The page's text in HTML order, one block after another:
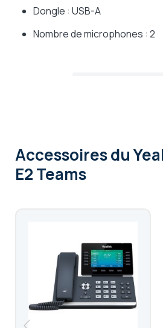
Dongle : USB-A
Nombre de microphones : 2
Accessoiresdu
E2 Teams